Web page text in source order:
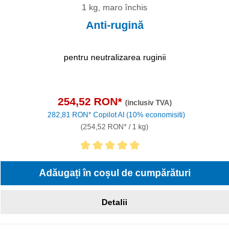
1 kg, maro închis
Anti-rugină
pentru neutralizarea ruginii
254,52 RON* (inclusiv TVA)
282,81 RON*Copilot AI (10% economisiti)
(254,52 RON* / 1 kg)
Evaluarea medie de 5 din 5 stele
Adăugați în coșul de cumpărături
Detalii